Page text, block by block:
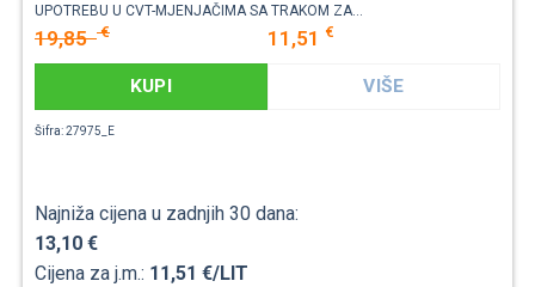
UPOTREBU U CVT-MJENJAČIMA SA TRAKOM ZA...
19,85€ 11,51 €
KUPI VIŠE
Šifra: 27975_E
Najniža cijena u zadnjih 30 dana:
13,10 €
Cijena za j.m.: 11,51 €/LIT